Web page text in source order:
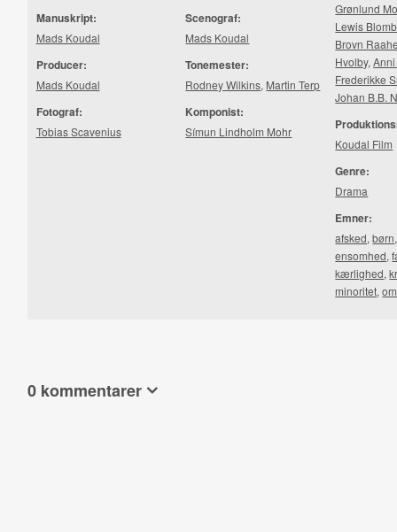
Manuskript:
Mads Koudal
Producer:
Mads Koudal
Fotograf:
Tobias Scavenius
Scenograf:
Mads Koudal
Tonemester:
Rodney Wilkins, Martin Terp
Komponist:
Símun Lindholm Mohr
Grønlund
Lewis
Brovn
Hvolby,
Frederikke
Johan B.B.
Koudal Film
Genre:
Drama
Emner:
afsked,børn
ensomhed,
kærlighed,
minoritet,
0 kommentarer